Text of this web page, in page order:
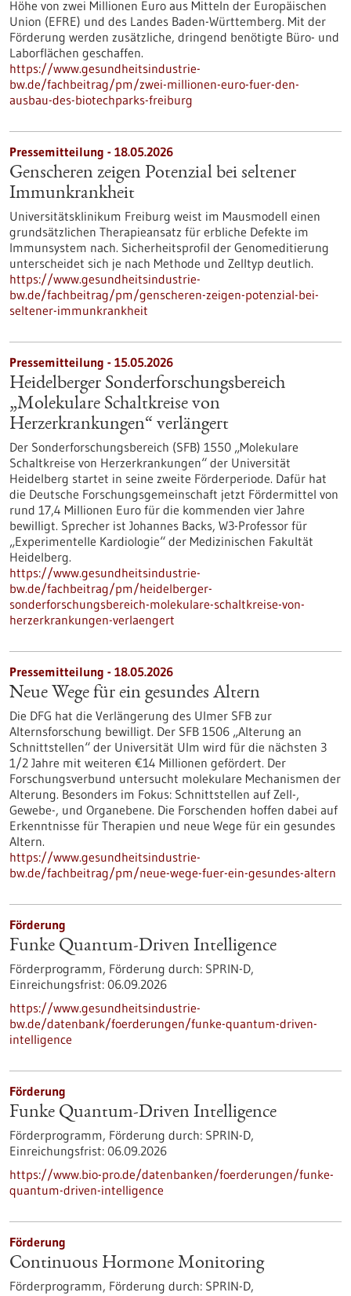
Höhe von zwei Millionen Euro aus Mitteln der Europäischen
Union (EFRE) und des Landes Baden-Württemberg. Mit der
Förderung werden zusätzliche, dringend benötigte Büro- und
Laborflächen geschaffen.
https://www.gesundheitsindustrie-
bw.de/fachbeitrag/pm/zwei-millionen-euro-fuer-den-
ausbau-des-biotechparks-freiburg
Pressemitteilung - 18.05.2026
Genscheren zeigen Potenzial bei seltener
Immunkrankheit
Universitätsklinikum Freiburg weist im Mausmodell einen
grundsätzlichen Therapieansatz für erbliche Defekte im
Immunsystem nach. Sicherheitsprofil der Genomeditierung
unterscheidet sich je nach Methode und Zelltyp deutlich.
https://www.gesundheitsindustrie-
bw.de/fachbeitrag/pm/genscheren-zeigen-potenzial-bei-
seltener-immunkrankheit
Pressemitteilung - 15.05.2026
Heidelberger Sonderforschungsbereich
„Molekulare Schaltkreise von
Herzerkrankungen“ verlängert
Der Sonderforschungsbereich (SFB) 1550 „Molekulare
Schaltkreise von Herzerkrankungen“ der Universität
Heidelberg startet in seine zweite Förderperiode. Dafür hat
die Deutsche Forschungsgemeinschaft jetzt Fördermittel von
rund 17,4 Millionen Euro für die kommenden vier Jahre
bewilligt. Sprecher ist Johannes Backs, W3-Professor für
„Experimentelle Kardiologie“ der Medizinischen Fakultät
Heidelberg.
https://www.gesundheitsindustrie-
bw.de/fachbeitrag/pm/heidelberger-
sonderforschungsbereich-molekulare-schaltkreise-von-
herzerkrankungen-verlaengert
Pressemitteilung - 18.05.2026
Neue Wege für ein gesundes Altern
Die DFG hat die Verlängerung des Ulmer SFB zur
Alternsforschung bewilligt. Der SFB 1506 „Alterung an
Schnittstellen“ der Universität Ulm wird für die nächsten 3
1/2 Jahre mit weiteren €14 Millionen gefördert. Der
Forschungsverbund untersucht molekulare Mechanismen der
Alterung. Besonders im Fokus: Schnittstellen auf Zell-,
Gewebe-​, und Organebene. Die Forschenden hoffen dabei auf
Erkenntnisse für Therapien und neue Wege für ein gesundes
Altern.
https://www.gesundheitsindustrie-
bw.de/fachbeitrag/pm/neue-wege-fuer-ein-gesundes-altern
Förderung
Funke Quantum-Driven Intelligence
Förderprogramm, Förderung durch: SPRIN-D,
Einreichungsfrist: 06.09.2026
https://www.gesundheitsindustrie-
bw.de/datenbank/foerderungen/funke-quantum-driven-
intelligence
Förderung
Funke Quantum-Driven Intelligence
Förderprogramm, Förderung durch: SPRIN-D,
Einreichungsfrist: 06.09.2026
https://www.bio-pro.de/datenbanken/foerderungen/funke-
quantum-driven-intelligence
Förderung
Continuous Hormone Monitoring
Förderprogramm, Förderung durch: SPRIN-D,